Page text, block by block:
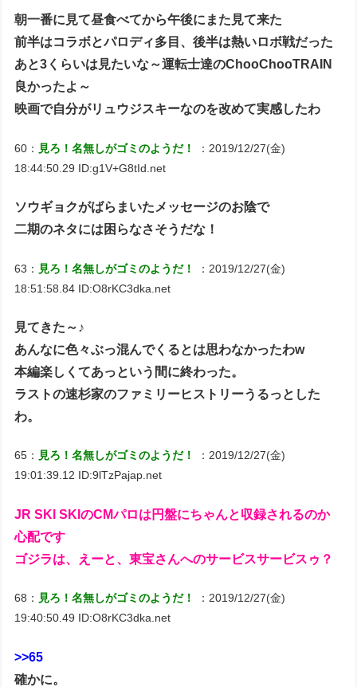
朝一番に見て昼食べてから午後にまた見て来た
前半はコラボとパロディ多目、後半は熱いロボ戦だった
あと3くらいは見たいな～運転士達のChooChooTRAIN
良かったよ～
映画で自分がリュウジスキーなのを改めて実感したわ
60： 見ろ！名無しがゴミのようだ！
：2019/12/27(金)
18:44:50.29 ID:g1V+G8tId.net
ソウギョクがばらまいたメッセージのお陰で
二期のネタには困らなさそうだな！
63： 見ろ！名無しがゴミのようだ！
：2019/12/27(金)
18:51:58.84 ID:O8rKC3dka.net
見てきた～♪
あんなに色々ぶっ混んでくるとは思わなかったわw
本編楽しくてあっという間に終わった。
ラストの速杉家のファミリーヒストリーうるっとした
わ。
65： 見ろ！名無しがゴミのようだ！
：2019/12/27(金)
19:01:39.12 ID:9lTzPajap.net
JR SKI SKIのCMパロは円盤にちゃんと収録されるのか
心配です
ゴジラは、えーと、東宝さんへのサービスサービスゥ？
68： 見ろ！名無しがゴミのようだ！
：2019/12/27(金)
19:40:50.49 ID:O8rKC3dka.net
>>65
確かに。